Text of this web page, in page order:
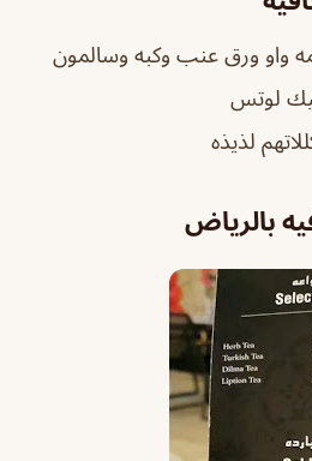
واو ورق عنب وكبه وسالمون
لوتس
لذيذه
بالرياض